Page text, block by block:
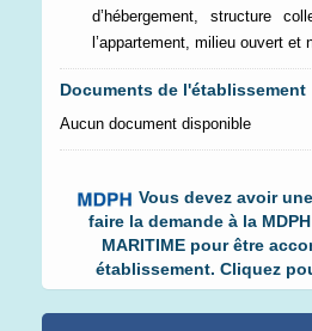
d’hébergement, structure
l’appartement, milieu ouvert et
Documents de l'établissement
Aucun document disponible
Vous devez avoir
faire la demande à la
MARITIME pour être
établissement. Cliquez